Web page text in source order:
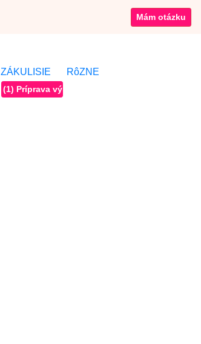
Mám otázku
ZÁKULISIE
(1) Príprava výdaja jedla
RôZNE